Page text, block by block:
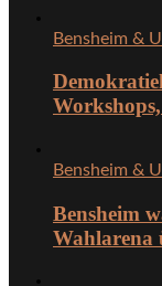
Bensheim &
Bensheim &
Bensheim
Wahlarena